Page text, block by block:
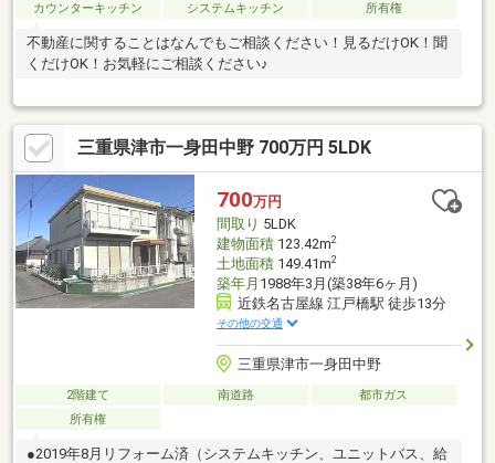
カウンターキッチン
システムキッチン 所有権
不動産に関することはなんでもご相談ください！見るだけOK！聞
くだけOK！お気軽にご相談ください♪
三重県津市一身田中野 700万円 5LDK
700万円
間取り 5LDK
建物面積123.42m2
土地面積149.41m2
築年月 1988年3月(築38年6ヶ月)
近鉄名古屋線 江戸橋駅 徒歩13分
その他の交通
三重県津市一身田中野
2階建て 南道路
都市ガス
所有権
●2019年8月リフォーム済（システムキッチン、ユニットバス、給